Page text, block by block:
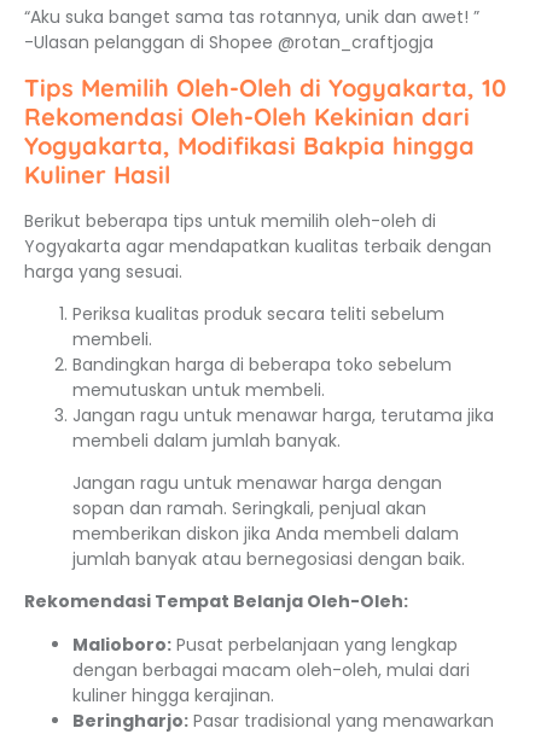
“Aku suka banget sama tas rotannya, unik dan awet! ”
-Ulasan pelanggan di Shopee @rotan_craftjogja
Tips Memilih Oleh-Oleh di Yogyakarta, 10
Rekomendasi Oleh-Oleh Kekinian dari
Yogyakarta, Modifikasi Bakpia hingga
Kuliner Hasil
Berikut beberapa tips untuk memilih oleh-oleh di
Yogyakarta agar mendapatkan kualitas terbaik dengan
harga yang sesuai.
Periksa kualitas produk secara teliti sebelum
membeli.
Bandingkan harga di beberapa toko sebelum
memutuskan untuk membeli.
Jangan ragu untuk menawar harga, terutama jika
membeli dalam jumlah banyak.
Jangan ragu untuk menawar harga dengan
sopan dan ramah. Seringkali, penjual akan
memberikan diskon jika Anda membeli dalam
jumlah banyak atau bernegosiasi dengan baik.
Rekomendasi Tempat Belanja Oleh-Oleh:
Malioboro: Pusat perbelanjaan yang lengkap
dengan berbagai macam oleh-oleh, mulai dari
kuliner hingga kerajinan.
Beringharjo: Pasar tradisional yang menawarkan